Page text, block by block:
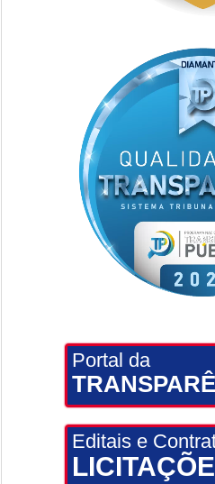
Portal da
Editais e